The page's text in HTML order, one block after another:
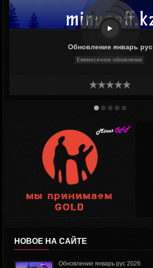
Обновление январь рус
Ежемесячное обновление
НОВОЕ НА САЙТЕ
Обновление январь рус 2026